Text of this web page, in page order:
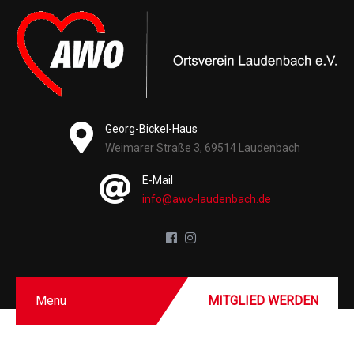
Georg-Bickel-Haus
Weimarer Straße 3, 69514 Laudenbach
E-Mail
info@awo-laudenbach.de
Menu MITGLIED WERDEN